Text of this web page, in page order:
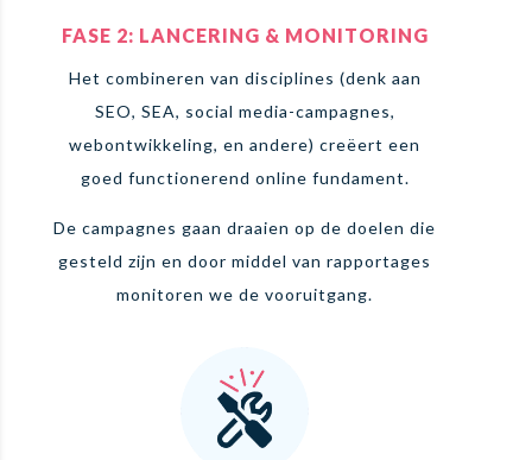
FASE 2: LANCERING & MONITORING
Het combineren van disciplines (denk aan
SEO, SEA, social media-campagnes,
webontwikkeling, en andere) creëert een
goed functionerend online fundament.
De campagnes gaan draaien op de doelen die
gesteld zijn en door middel van rapportages
monitoren we de vooruitgang.